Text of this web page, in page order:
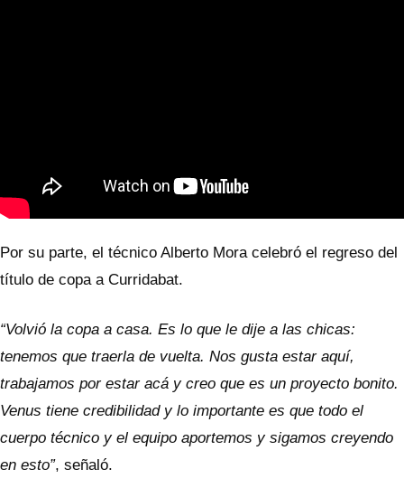
Por su parte, el técnico Alberto Mora celebró el regreso del
título de copa a Curridabat.
“Volvió la copa a casa. Es lo que le dije a las chicas:
tenemos que traerla de vuelta. Nos gusta estar aquí,
trabajamos por estar acá y creo que es un proyecto bonito.
Venus tiene credibilidad y lo importante es que todo el
cuerpo técnico y el equipo aportemos y sigamos creyendo
en esto”, señaló.